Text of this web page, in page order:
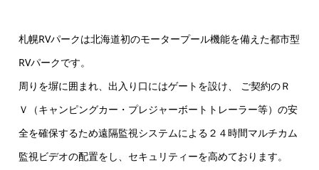
札幌RVパークは北海道初のモータープール機能を備えた都市型
RVパークです。
周りを塀に囲まれ、出入り口にはゲートを設け、 ご契約のＲ
Ｖ（キャンピングカー・プレジャーボートトレーラー等）の安
全を確保するため遠隔監視システムによる２４時間マルチカム
監視ビデオの配置をし、セキュリティーを高めております。